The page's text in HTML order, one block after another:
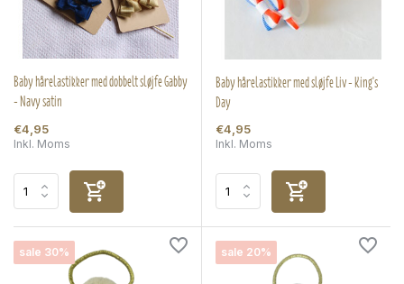
Baby hårelastikker med dobbelt sløjfe Gabby
- Navy satin
€4,95
Inkl. Moms
Baby hårelastikker med sløjfe Liv - King's
Day
€4,95
Inkl. Moms
sale 30% sale 20%